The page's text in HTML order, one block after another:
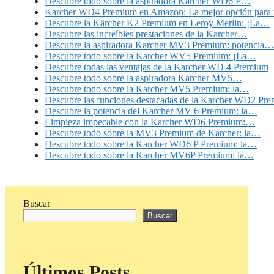
Karcher WD4 Premium en Amazon: La mejor opción para
Descubre la Kärcher K2 Premium en Leroy Merlin: ¡La…
Descubre las increíbles prestaciones de la Karcher…
Descubre la aspiradora Karcher MV3 Premium: potencia…
Descubre todo sobre la Karcher WV5 Premium: ¡La…
Descubre todas las ventajas de la Karcher WD 4 Premium
Descubre todo sobre la aspiradora Karcher MV5…
Descubre todo sobre la Karcher MV5 Premium: la…
Descubre las funciones destacadas de la Karcher WD2
Descubre la potencia del Karcher MV 6 Premium: la…
Limpieza impecable con la Karcher WD6 Premium:…
Descubre todo sobre la MV3 Premium de Karcher: la…
Descubre todo sobre la Karcher WD6 P Premium: la…
Descubre todo sobre la Karcher MV6P Premium: la…
Buscar
Buscar